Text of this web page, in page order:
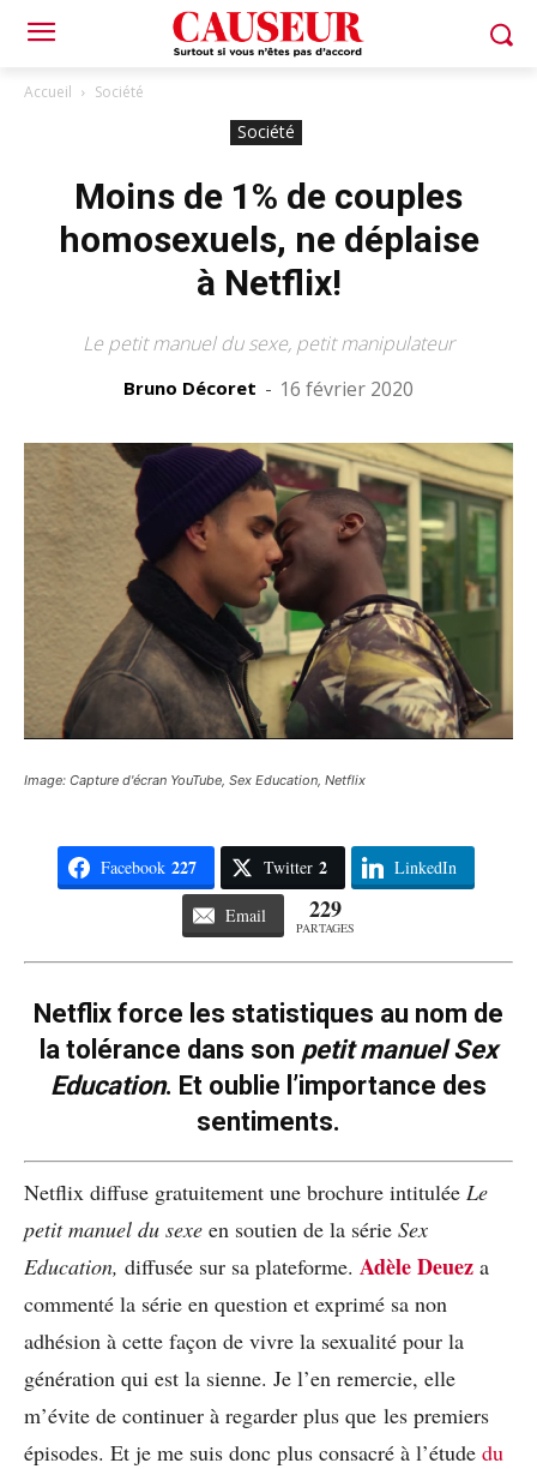
Accueil Société
Société
Moins de 1% de couples
homosexuels, ne déplaise
à Netflix!
Le petit manuel du sexe, petit manipulateur
Bruno Décoret - 16 février 2020
Image: Capture d'écran YouTube, Sex Education, Netflix
Facebook 227 Twitter 2 LinkedIn
Email 229
PARTAGES
Netflix force les statistiques au nom de
la tolérance dans son petit manuel Sex
Education. Et oublie l’importance des
sentiments.
Netflix diffuse gratuitement une brochure intitulée Le
petit manuel du sexe en soutien de la série Sex
Education, diffusée sur sa plateforme. Adèle Deuez a
commenté la série en question et exprimé sa non
adhésion à cette façon de vivre la sexualité pour la
génération qui est la sienne. Je l’en remercie, elle
m’évite de continuer à regarder plus que les premiers
épisodes. Et je me suis donc plus consacré à l’étude du